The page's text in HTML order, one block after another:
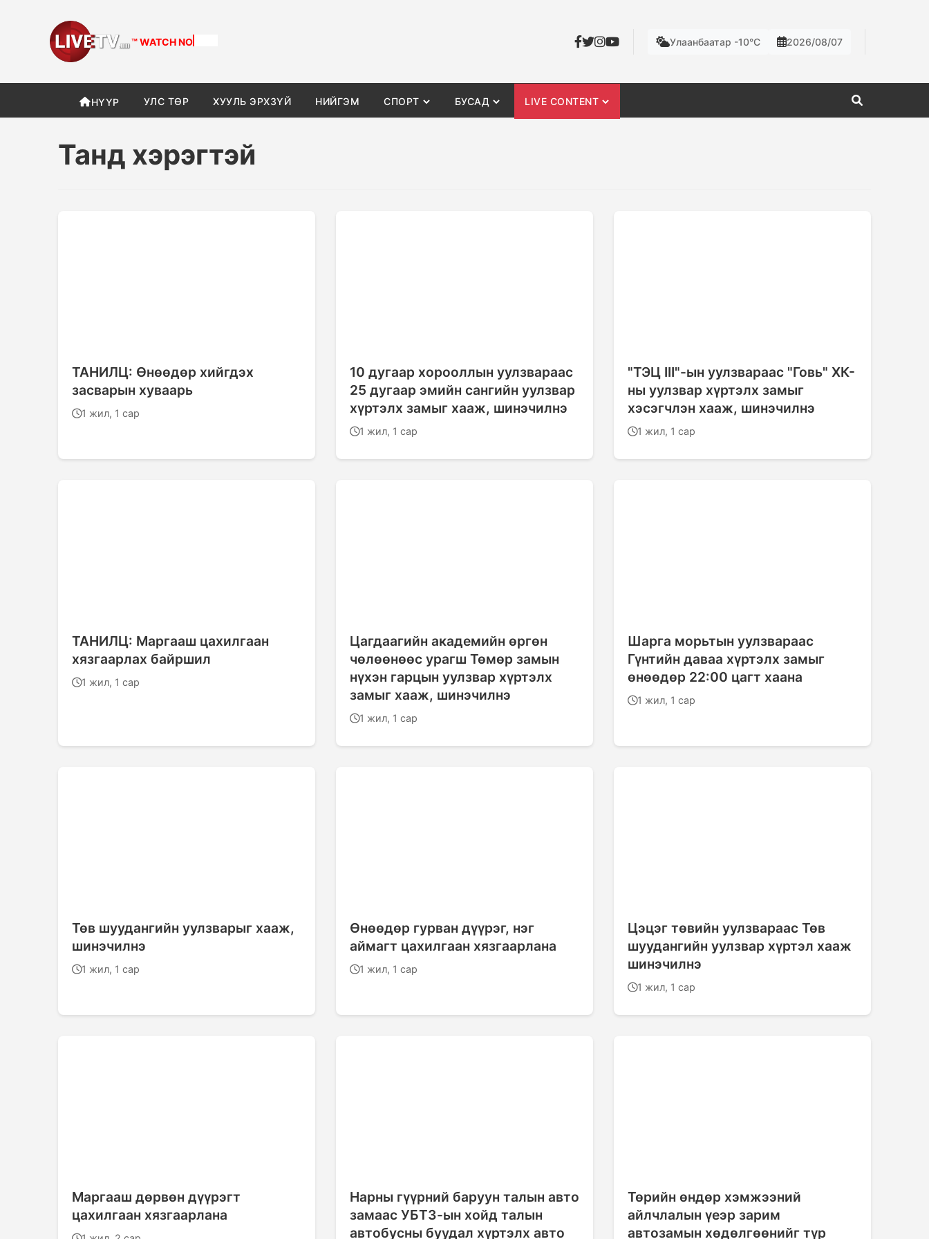
™ WATCH NOW Улаанбаатар -10°C 2026/08/07
НҮҮР УЛС ТӨР ХУУЛЬ ЭРХЗҮЙ НИЙГЭМ СПОРТ БУСАД LIVE CONTENT
Танд хэрэгтэй
ТАНИЛЦ: Өнөөдөр хийгдэх
засварын хуваарь
1 жил, 1 сар
10 дугаар хорооллын уулзвараас
25 дугаар эмийн сангийн уулзвар
хүртэлх замыг хааж, шинэчилнэ
1 жил, 1 сар
"ТЭЦ III"-ын уулзвараас "Говь" ХК-
ны уулзвар хүртэлх замыг
хэсэгчлэн хааж, шинэчилнэ
1 жил, 1 сар
ТАНИЛЦ: Маргааш цахилгаан
хязгаарлах байршил
1 жил, 1 сар
Цагдаагийн академийн өргөн
чөлөөнөөс урагш Төмөр замын
нүхэн гарцын уулзвар хүртэлх
замыг хааж, шинэчилнэ
1 жил, 1 сар
Шарга морьтын уулзвараас
Гүнтийн даваа хүртэлх замыг
өнөөдөр 22:00 цагт хаана
1 жил, 1 сар
Төв шуудангийн уулзварыг хааж,
шинэчилнэ
1 жил, 1 сар
Өнөөдөр гурван дүүрэг, нэг
аймагт цахилгаан хязгаарлана
1 жил, 1 сар
Цэцэг төвийн уулзвараас Төв
шуудангийн уулзвар хүртэл хааж
шинэчилнэ
1 жил, 1 сар
Маргааш дөрвөн дүүрэгт
цахилгаан хязгаарлана
Нарны гүүрний баруун талын авто
замаас УБТЗ-ын хойд талын
автобусны буудал хүртэлх авто
Төрийн өндөр хэмжээний
айлчлалын үеэр зарим
автозамын хөдөлгөөнийг түр